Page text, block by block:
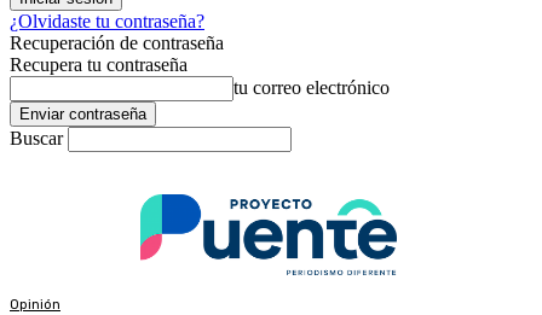
¿Olvidaste tu contraseña?
Recuperación de contraseña
Recupera tu contraseña
tu correo electrónico
Buscar
Opinión